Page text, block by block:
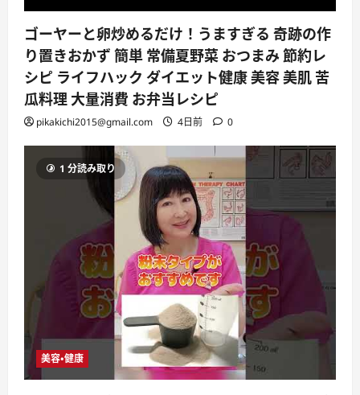
ゴーヤーと卵炒めるだけ！うますぎる 奇跡の作
り置きおかず 簡単 常備夏野菜 おつまみ 節約レ
シピ ライフハック ダイエット健康 美容 美肌 苦
瓜料理 大量消費 お弁当レシピ
pikakichi2015@gmail.com 4日前 0
1 分読み取り
美容・健康